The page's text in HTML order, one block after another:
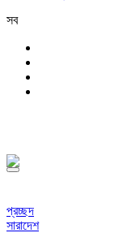
সব
প্রচ্ছদ
সারাদেশ